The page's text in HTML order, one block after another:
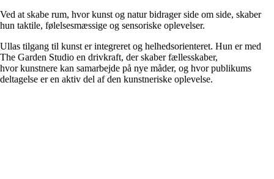
Ved at skabe rum, hvor kunst og natur bidrager side om side, skaber
hun taktile, følelsesmæssige og sensoriske oplevelser.
Ullas tilgang til kunst er integreret og helhedsorienteret. Hun er med
The Garden Studio en drivkraft, der skaber fællesskaber,
hvor kunstnere kan samarbejde på nye måder, og hvor publikums
deltagelse er en aktiv del af den kunstneriske oplevelse.